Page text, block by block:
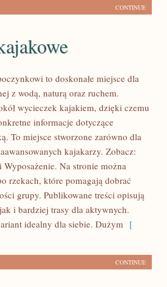
CONTINUE
to doskonałe miejsce dla
z wodą, naturą oraz ruchem.
wycieczek kajakiem, dzięki czemu
informacje dotyczące
To miejsce stworzone zarówno dla
kajakarzy. Zobacz:
Wyposażenie. Na stronie można
rzekach, które pomagają dobrać
grupy. Publikowane treści opisują
i bardziej trasy dla aktywnych.
idealny dla siebie. Dużym [
CONTINUE